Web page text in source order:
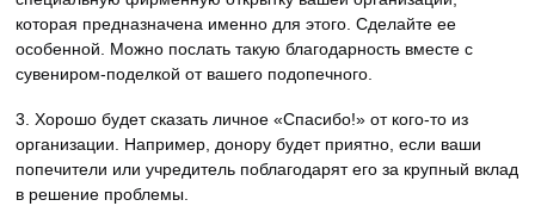
которая предназначена именно для этого. Сделайте ее
особенной. Можно послать такую благодарность вместе с
сувениром-поделкой от вашего подопечного.
3. Хорошо будет сказать личное «Спасибо!» от кого-то из
организации. Например, донору будет приятно, если ваши
попечители или учредитель поблагодарят его за крупный вклад
в решение проблемы.